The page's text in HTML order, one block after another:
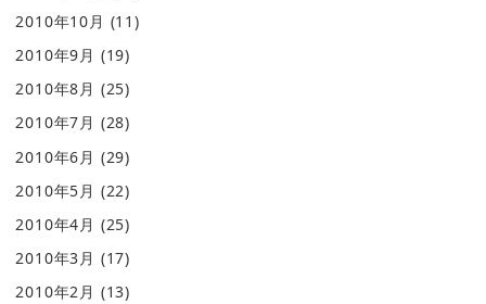
2010年10月 (11)
2010年9月 (19)
2010年8月 (25)
2010年7月 (28)
2010年6月 (29)
2010年5月 (22)
2010年4月 (25)
2010年3月 (17)
2010年2月 (13)